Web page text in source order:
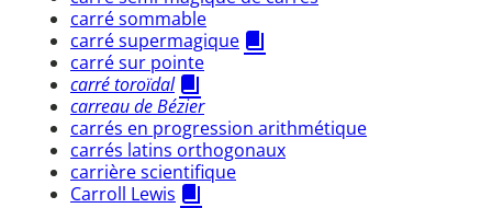
carré sommable
carré supermagique
carré sur pointe
carré toroïdal
carreau de Bézier
carrés en progression arithmétique
carrés latins orthogonaux
carrière scientifique
Carroll Lewis